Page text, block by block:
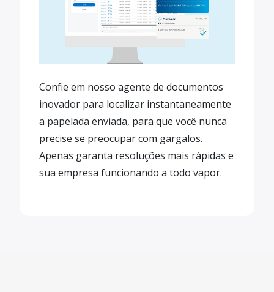
Confie em nosso agente de documentos
inovador para localizar instantaneamente
a papelada enviada, para que você nunca
precise se preocupar com gargalos.
Apenas garanta resoluções mais rápidas e
sua empresa funcionando a todo vapor.